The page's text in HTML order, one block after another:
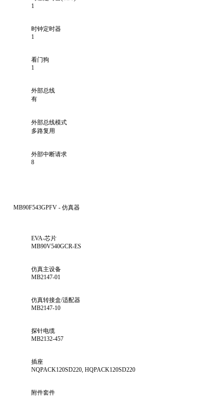
1
时钟定时器
1
看门狗
1
外部总线
有
外部总线模式
多路复用
外部中断请求
8
MB90F543GPFV - 仿真器
EVA-芯片
MB90V540GCR-ES
仿真主设备
MB2147-01
仿真转接盒/适配器
MB2147-10
探针电缆
MB2132-457
插座
NQPACK120SD220, HQPACK120SD220
附件套件